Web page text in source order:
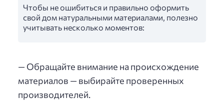
Чтобы не ошибиться и правильно оформить
свой дом натуральными материалами, полезно
учитывать несколько моментов:
— Обращайте внимание на происхождение
материалов — выбирайте проверенных
производителей.